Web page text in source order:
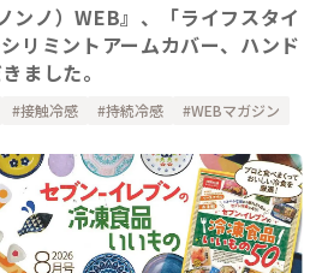
ノ）WEB』、「ライフスタイ
リミントアームカバー、ハンド
ました。
接触冷感 持続冷感 WEBマガジン